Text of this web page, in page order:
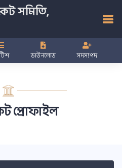
সমিতি,
ডাউনলোড সদস্যপদ
প্রোফাইল